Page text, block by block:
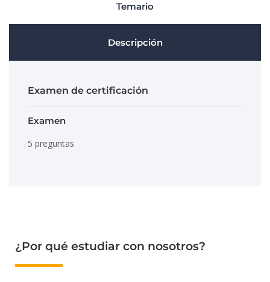
Temario
Descripción
Examen de certificación
Examen
5 preguntas
¿Por qué estudiar con nosotros?